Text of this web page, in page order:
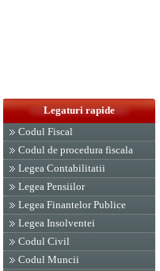
Legaturi rapide
Codul Fiscal
Codul de procedura fiscala
Legea Contabilitatii
Legea Pensiilor
Legea Finantelor Publice
Legea Insolventei
Codul Civil
Codul Muncii